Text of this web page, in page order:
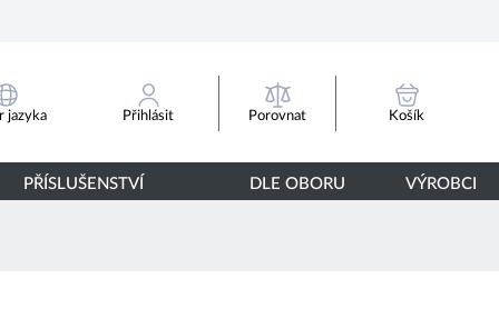
jazyka Přihlásit Porovnat Košík
PŘÍSLUŠENSTVÍ DLE OBORU VÝROBCI